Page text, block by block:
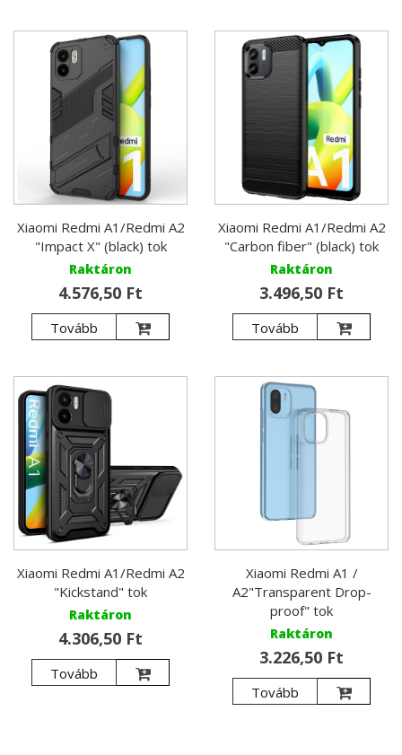
Xiaomi Redmi A1/Redmi A2
"Impact X" (black) tok
Raktáron
4.576,50 Ft
Tovább
Xiaomi Redmi A1/Redmi A2
"Carbon fiber" (black) tok
Raktáron
3.496,50 Ft
Tovább
Xiaomi Redmi A1/Redmi A2
"Kickstand" tok
Raktáron
4.306,50 Ft
Tovább
Xiaomi Redmi A1 /
A2"Transparent Drop-
proof" tok
Raktáron
3.226,50 Ft
Tovább